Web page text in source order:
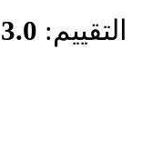
التقييم: 3.0